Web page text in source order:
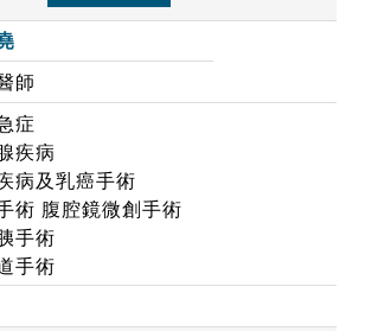
師
症
疾病
病及乳癌手術
術 腹腔鏡微創手術
手術
手術